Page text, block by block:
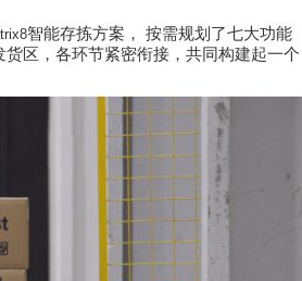
智能存拣方案， 按需规划了七大功能
区，各环节紧密衔接，共同构建起一个